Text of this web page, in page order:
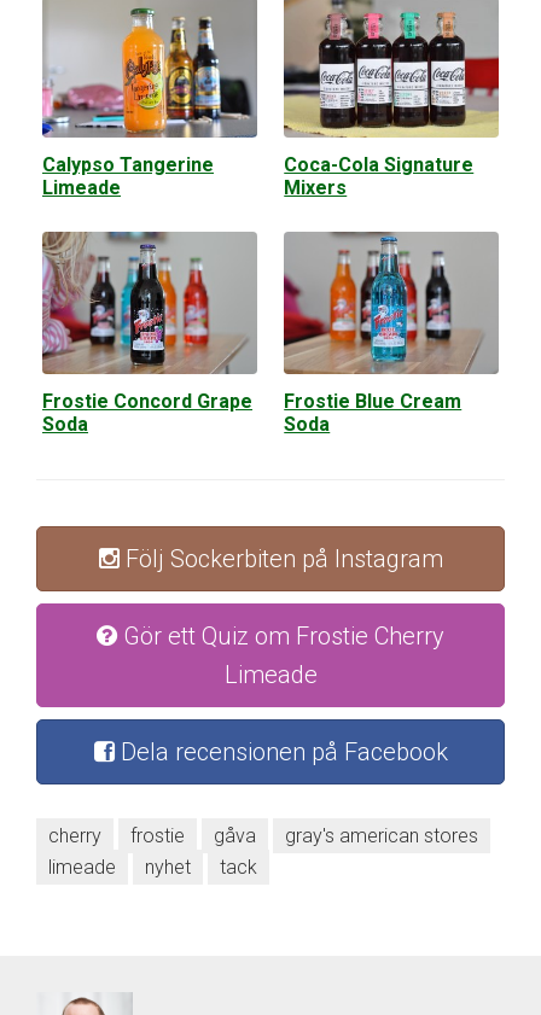
Calypso Tangerine
Limeade
Coca-Cola Signature
Mixers
Frostie Concord Grape
Soda
Frostie Blue Cream
Soda
Följ Sockerbiten på Instagram
Gör ett Quiz om Frostie Cherry
Limeade
Dela recensionen på Facebook
cherry frostie gåva
gray's american stores
limeade
nyhet tack